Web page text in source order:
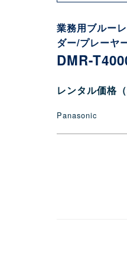
業務用ブルー
ダー/プレーヤ
DMR-
レンタル価格
Panasonic